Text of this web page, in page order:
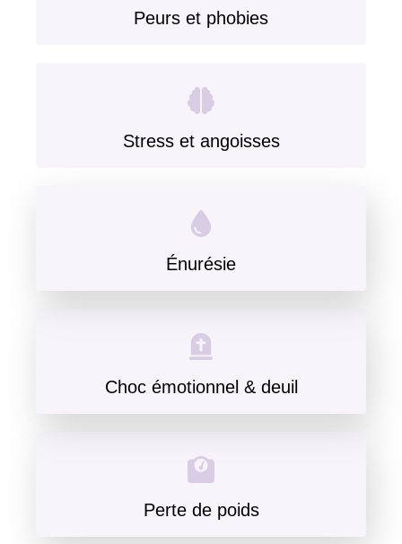
Peurs et phobies
Stress et angoisses
Énurésie
Choc émotionnel & deuil
Perte de poids